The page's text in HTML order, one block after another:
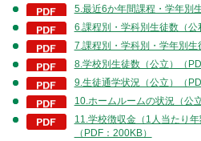
5.最近6か年間課程・学年別
6.課程別・学科別生徒数（公
7.課程別・学科別・学年別生
8.学校別生徒数（公立）（
9.生徒通学状況（公立）（
10.ホームルームの状況（公
11.学校徴収金（1人当たり
（PDF：200KB）